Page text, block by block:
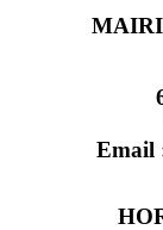
Email